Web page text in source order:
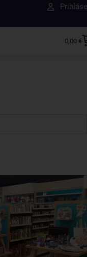
0,00 €